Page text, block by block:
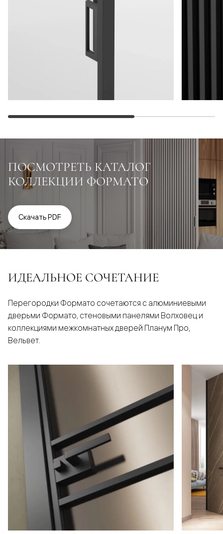
ПОСМОТРЕТЬ КАТАЛОГ
КОЛЛЕКЦИИ ФОРМАТО
Скачать PDF
ИДЕАЛЬНОЕ СОЧЕТАНИЕ
Перегородки Формато сочетаются с алюминиевыми
дверьми Формато, стеновыми панелями Волховец и
коллекциями межкомнатных дверей Планум Про,
Вельвет.